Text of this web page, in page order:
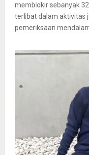
memblokir sebanyak
terlibat dalam aktivitas
pemeriksaan